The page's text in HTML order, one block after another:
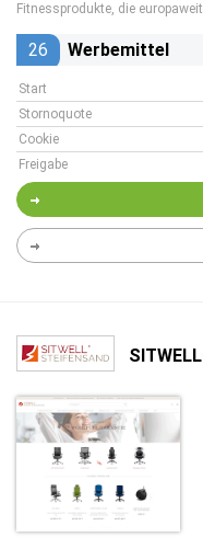
Fitnessprodukte, die
26 Werbemittel
Start
Stornoquote
Cookie
Freigabe